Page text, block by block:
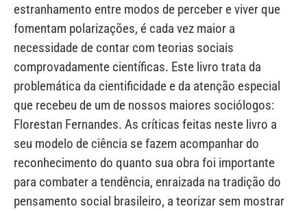
estranhamento entre modos de perceber e viver que
fomentam polarizações, é cada vez maior a
necessidade de contar com teorias sociais
comprovadamente científicas. Este livro trata da
problemática da cientificidade e da atenção especial
que recebeu de um de nossos maiores sociólogos:
Florestan Fernandes. As críticas feitas neste livro a
seu modelo de ciência se fazem acompanhar do
reconhecimento do quanto sua obra foi importante
para combater a tendência, enraizada na tradição do
pensamento social brasileiro, a teorizar sem mostrar